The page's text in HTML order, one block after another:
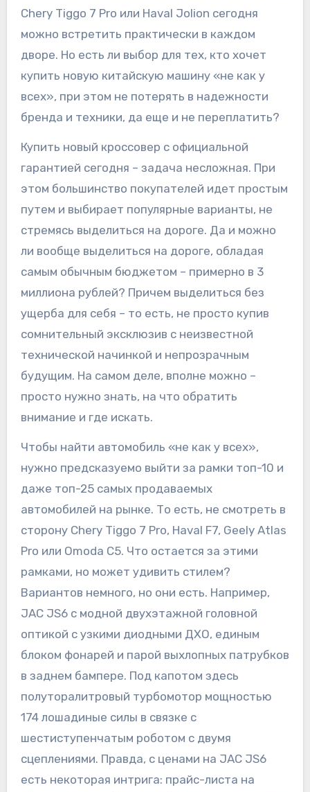
Chery Tiggo 7 Pro или Haval Jolion сегодня
можно встретить практически в каждом
дворе. Но есть ли выбор для тех, кто хочет
купить новую китайскую машину «не как у
всех», при этом не потерять в надежности
бренда и техники, да еще и не переплатить?
Купить новый кроссовер с официальной
гарантией сегодня – задача несложная. При
этом большинство покупателей идет простым
путем и выбирает популярные варианты, не
стремясь выделиться на дороге. Да и можно
ли вообще выделиться на дороге, обладая
самым обычным бюджетом – примерно в 3
миллиона рублей? Причем выделиться без
ущерба для себя – то есть, не просто купив
сомнительный эксклюзив с неизвестной
технической начинкой и непрозрачным
будущим. На самом деле, вполне можно –
просто нужно знать, на что обратить
внимание и где искать.
Чтобы найти автомобиль «не как у всех»,
нужно предсказуемо выйти за рамки топ-10 и
даже топ-25 самых продаваемых
автомобилей на рынке. То есть, не смотреть в
сторону Chery Tiggo 7 Pro, Haval F7, Geely Atlas
Pro или Omoda C5. Что остается за этими
рамками, но может удивить стилем?
Вариантов немного, но они есть. Например,
JAC JS6 с модной двухэтажной головной
оптикой с узкими диодными ДХО, единым
блоком фонарей и парой выхлопных патрубков
в заднем бампере. Под капотом здесь
полуторалитровый турбомотор мощностью
174 лошадиные силы в связке с
шестиступенчатым роботом с двумя
сцеплениями. Правда, с ценами на JAC JS6
есть некоторая интрига: прайс-листа на